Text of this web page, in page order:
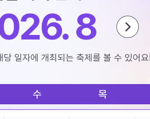
8
당 일자에 개최되는 축제를 볼 수 있어
수 목